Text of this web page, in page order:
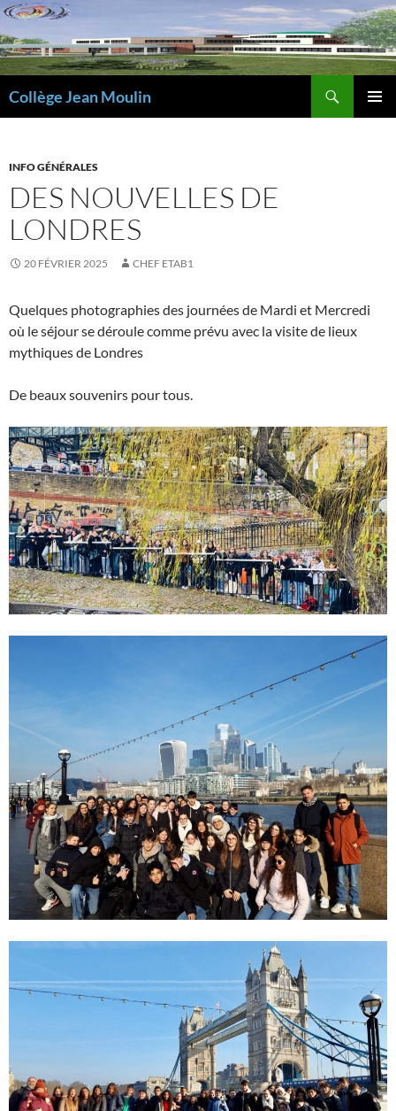
Aller
au
contenu
Collège Jean Moulin
INFO GÉNÉRALES
DES NOUVELLES DE
LONDRES
20 FÉVRIER 2025 CHEF ETAB1
Quelques photographies des journées de Mardi et Mercredi
où le séjour se déroule comme prévu avec la visite de lieux
mythiques de Londres
De beaux souvenirs pour tous.